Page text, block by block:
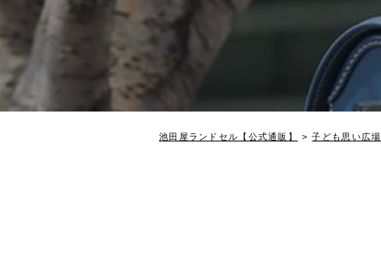
池田屋ランドセル【公式通販】 子ども思い広場